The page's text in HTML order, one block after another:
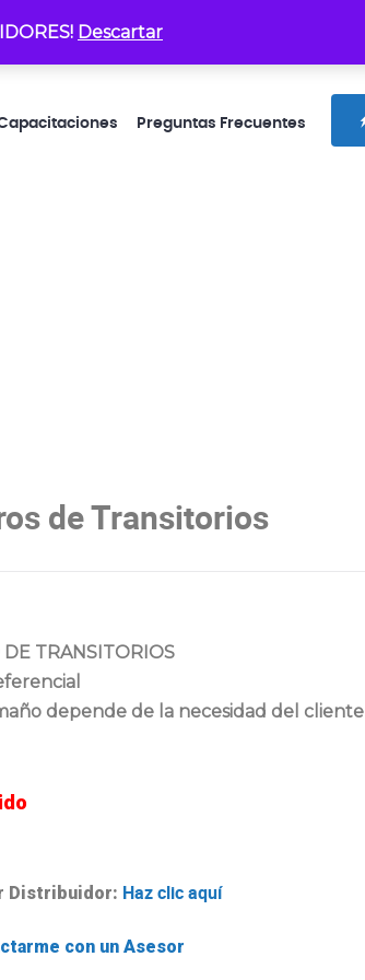
Descartar
Preguntas Frecuentes
de Transitorios
DE TRANSITORIOS
depende de la necesidad del cliente
Distribuidor: Haz clic aquí
con un Asesor